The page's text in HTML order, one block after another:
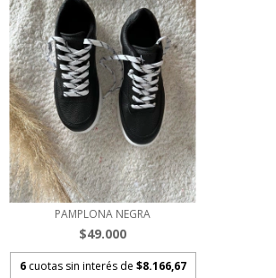
PAMPLONA NEGRA
$49.000
6 cuotas sin interés de $8.166,67